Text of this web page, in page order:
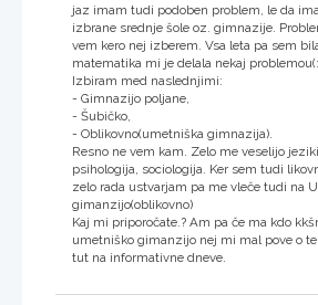
jaz imam tudi podoben problem, le da
izbrane srednje šole oz. gimnazije.
vem kero nej izberem. Vsa leta pa sem
matematika mi je delala nekaj problemou(:.
Izbiram med naslednjimi:
- Gimnazijo poljane,
- Šubičko,
- Oblikovno(umetniška gimnazija).
Resno ne vem kam. Zelo me veselijo
psihologija, sociologija. Ker sem tudi
zelo rada ustvarjam pa me vleče tudi na
gimanzijo(oblikovno)
Kaj mi priporočate.? Am pa če ma kdo
umetniško gimanzijo nej mi mal pove o
tut na informativne dneve.